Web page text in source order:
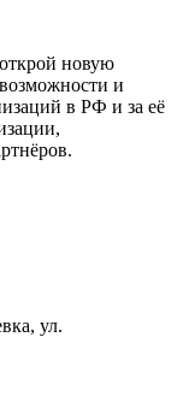
новую
и
в РФ и за её
ул.